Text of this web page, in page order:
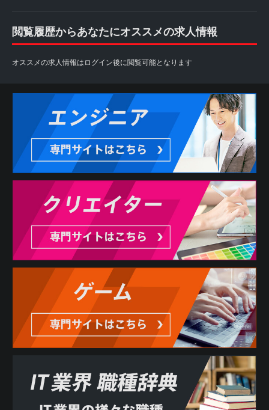
閲覧履歴からあなたにオススメの求人情報
オススメの求人情報はログイン後に閲覧可能となります